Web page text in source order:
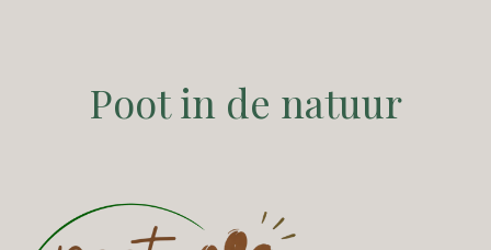
Poot in de natuur